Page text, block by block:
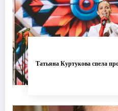
Татьяна Куртукова спела